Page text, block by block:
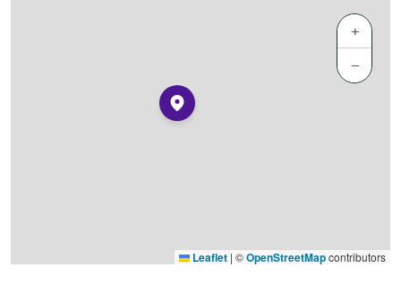
+
−
Leaflet | ©OpenStreetMapcontributors